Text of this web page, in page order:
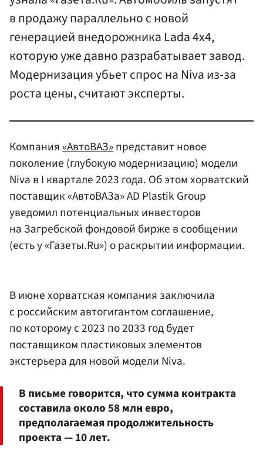
в продажу параллельно с новой
генерацией внедорожника Lada 4x4,
которую уже давно разрабатывает завод.
Модернизация убьет спрос на Niva из-за
роста цены, считают эксперты.
Компания«АвтоВАЗ»представит новое
поколение (глубокую модернизацию) модели
Niva в I квартале 2023 года. Об этом хорватский
поставщик «АвтоВАЗа» AD Plastik Group
уведомил потенциальных инвесторов
на Загребской фондовой бирже в сообщении
(есть у «Газеты.Ru») о раскрытии информации.
В июне хорватская компания заключила
с российским автогигантом соглашение,
по которому с 2023 по 2033 год будет
поставщиком пластиковых элементов
экстерьера для новой модели Niva.
В письме говорится, что сумма контракта
составила около 58 млн евро,
предполагаемая продолжительность
проекта — 10 лет.